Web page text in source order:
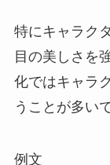
特にキャラク
目の美しさを
化ではキャラ
うことが多い
例文